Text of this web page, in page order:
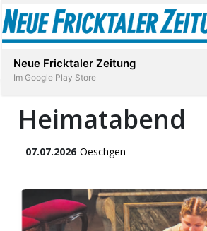
Stellen
Abonnieren
Heimatabend
07.07.2026 Oeschgen
Neue Fricktaler Zeitung
Im Google Play Store